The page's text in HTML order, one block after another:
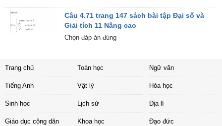
Câu 4.71 trang 147 sách bài tập Đại số và
Giải tích 11 Nâng cao
Chọn đáp án đúng
Trang chủ Toán học Ngữ văn
Tiếng Anh Vật lý Hóa học
Sinh học Lịch sử Địa lí
Giáo dục công dân Khoa học Đạo đức